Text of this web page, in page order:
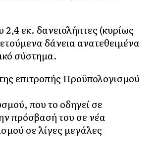
εκ. δανειολήπτες (κυρίως
δάνεια ανατεθειμένα
σύστημα.
επιτροπής Προϋπολογισμού
που το οδηγεί σε
πρόσβασή του σε νέα
σε λίγες μεγάλες